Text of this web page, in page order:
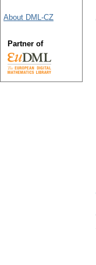
About DML-CZ
Partner of